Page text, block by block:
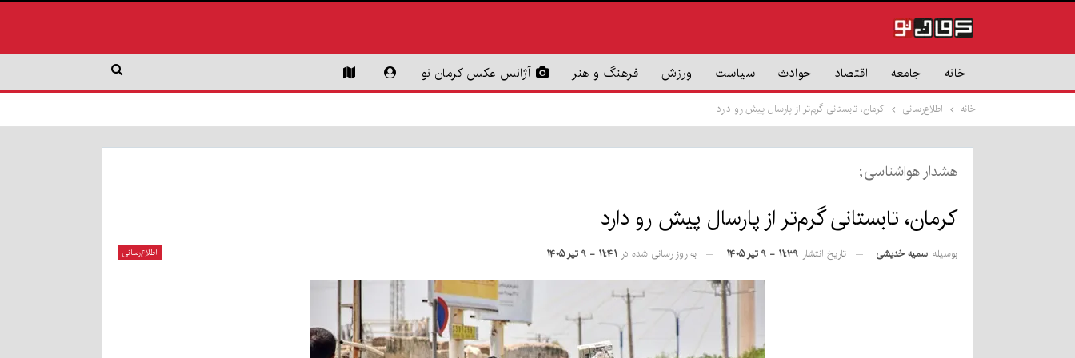
خانه جامعه اقتصاد حوادث سیاست ورزش فرهنگ و هنر آژانس عکس کرمان نو
خانه اطلاع‌رسانی کرمان، تابستانی گرم‌تر از پارسال پیش رو دارد
هشدار هواشناسی;
کرمان، تابستانی گرم‌تر از پارسال پیش رو دارد
اطلاع‌رسانی بوسیله سمیه خدیشی تاریخ انتشار ۱۱:۳۹ - ۹ تیر ۱۴۰۵ به روز رسانی شده در ۱۱:۴۱ - ۹ تیر ۱۴۰۵